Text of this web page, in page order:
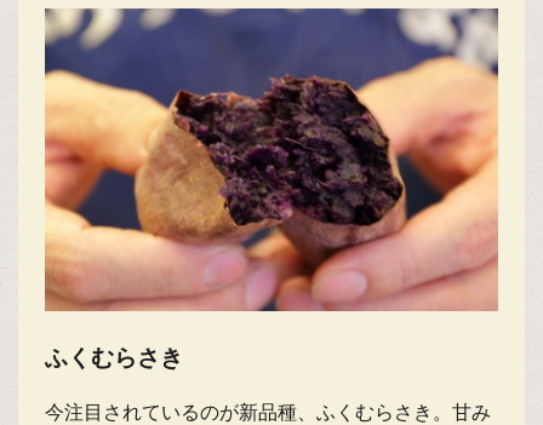
ふくむらさき
今注目されているのが新品種、ふくむらさき。甘み